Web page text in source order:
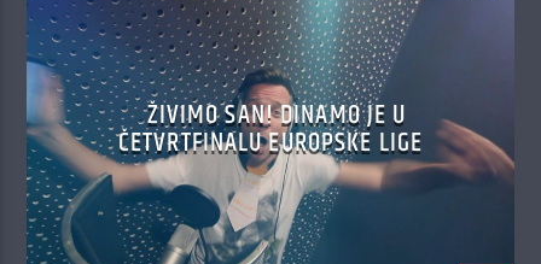
ŽIVIMO SAN! DINAMO JE U
ČETVRTFINALU EUROPSKE LIGE